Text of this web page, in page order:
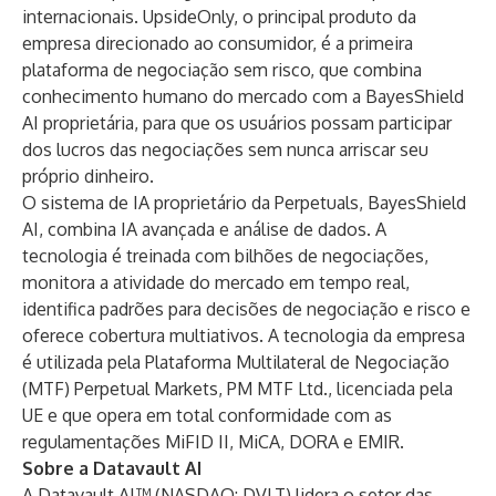
internacionais. UpsideOnly, o principal produto da
empresa direcionado ao consumidor, é a primeira
plataforma de negociação sem risco, que combina
conhecimento humano do mercado com a BayesShield
AI proprietária, para que os usuários possam participar
dos lucros das negociações sem nunca arriscar seu
próprio dinheiro.
O sistema de IA proprietário da Perpetuals, BayesShield
AI, combina IA avançada e análise de dados. A
tecnologia é treinada com bilhões de negociações,
monitora a atividade do mercado em tempo real,
identifica padrões para decisões de negociação e risco e
oferece cobertura multiativos. A tecnologia da empresa
é utilizada pela Plataforma Multilateral de Negociação
(MTF) Perpetual Markets, PM MTF Ltd., licenciada pela
UE e que opera em total conformidade com as
regulamentações MiFID II, MiCA, DORA e EMIR.
Sobre a Datavault AI